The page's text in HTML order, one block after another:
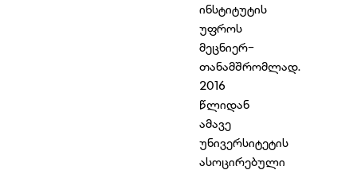
ინსტიტუტის
უფროს
მეცნიერ-
თანამშრომლად.
2016
წლიდან
ამავე
უნივერსიტეტის
ასოცირებული